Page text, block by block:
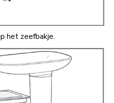
het zeefbakje.